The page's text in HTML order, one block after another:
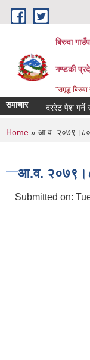
Skip to main content
बिरुवा
गण्डकी
"समृद्ध
समाचार दररेट पेश गर्ने
You are
Home » आ.व. २०७९।८०
आ.व.
Submitted on: